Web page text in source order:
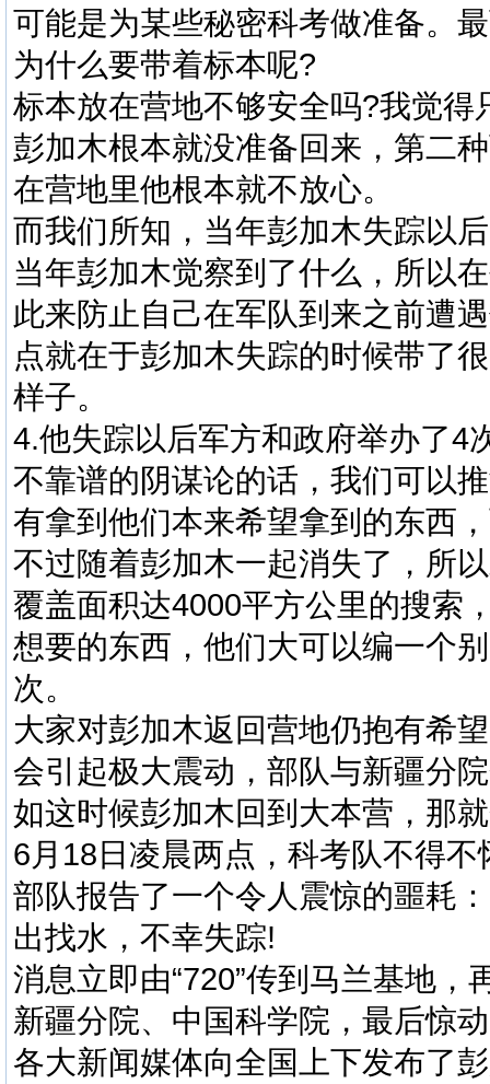
可能是为某些秘密科考做准备。
为什么要带着标本呢?
标本放在营地不够安全吗?我觉
彭加木根本就没准备回来，第二
在营地里他根本就不放心。
而我们所知，当年彭加木失踪以
当年彭加木觉察到了什么，所以
此来防止自己在军队到来之前遭
点就在于彭加木失踪的时候带了
样子。
4.他失踪以后军方和政府举办了4
不靠谱的阴谋论的话，我们可以
有拿到他们本来希望拿到的东西
不过随着彭加木一起消失了，所
覆盖面积达4000平方公里的搜索
想要的东西，他们大可以编一个
次。
大家对彭加木返回营地仍抱有希
会引起极大震动，部队与新疆分
如这时候彭加木回到大本营，那
6月18日凌晨两点，科考队不得
部队报告了一个令人震惊的噩耗
出找水，不幸失踪!
消息立即由“720”传到马兰基地
新疆分院、中国科学院，最后惊
各大新闻媒体向全国上下发布了